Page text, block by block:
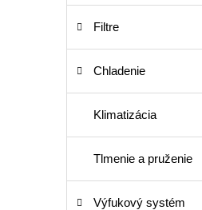
Filtre
Chladenie
Klimatizácia
Tlmenie a pruženie
Výfukový systém